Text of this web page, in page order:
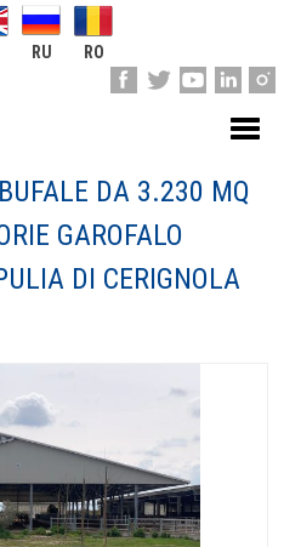
RU RO
DA 3.230 MQ
GAROFALO
DI CERIGNOLA